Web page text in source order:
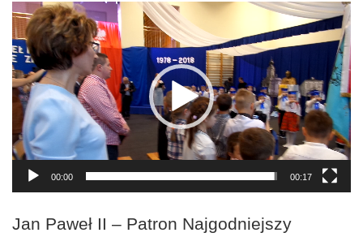
Odtwarzacz
video
00:00 00:17
Jan Paweł II – Patron Najgodniejszy